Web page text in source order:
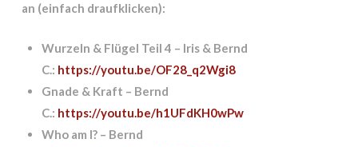
an (einfach draufklicken):
Wurzeln & Flügel Teil 4 – Iris & Bernd
C.: https://youtu.be/OF28_q2Wgi8
Gnade & Kraft – Bernd
C.: https://youtu.be/h1UFdKH0wPw
Who am I? – Bernd